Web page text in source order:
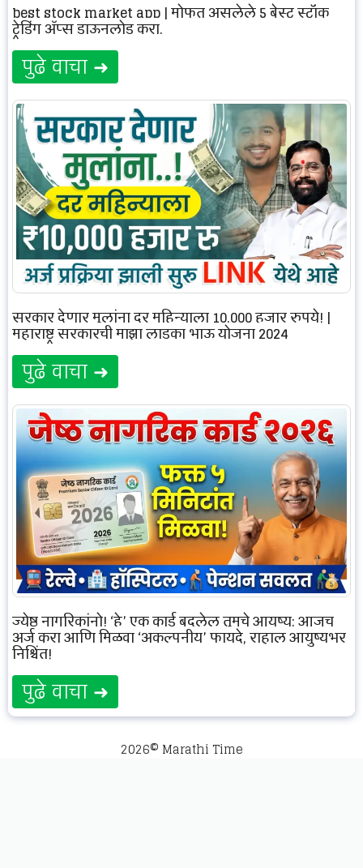
best stock market app | मोफत असलेले 5 बेस्ट स्टॉक
ट्रेडिंग अ‍ॅप्स डाऊनलोड करा.
पुढे वाचा ➜
सरकार देणार मुलांना दर महिन्याला 10,000 हजार रुपये! |
महाराष्ट्र सरकारची माझा लाडका भाऊ योजना 2024
पुढे वाचा ➜
ज्येष्ठ नागरिकांनो! ‘हे’ एक कार्ड बदलेल तुमचे आयुष्य: आजच
अर्ज करा आणि मिळवा ‘अकल्पनीय’ फायदे, राहाल आयुष्यभर
निश्चिंत!
पुढे वाचा ➜
2026© Marathi Time